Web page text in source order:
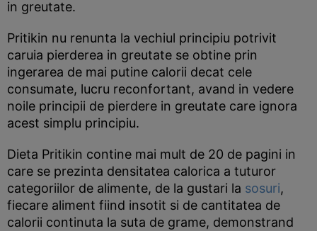
in greutate.
Pritikin nu renunta la vechiul principiu potrivit
caruia pierderea in greutate se obtine prin
ingerarea de mai putine calorii decat cele
consumate, lucru reconfortant, avand in vedere
noile principii de pierdere in greutate care ignora
acest simplu principiu.
Dieta Pritikin contine mai mult de 20 de pagini in
care se prezinta densitatea calorica a tuturor
categoriilor de alimente, de la gustari la sosuri,
fiecare aliment fiind insotit si de cantitatea de
calorii continuta la suta de grame, demonstrand